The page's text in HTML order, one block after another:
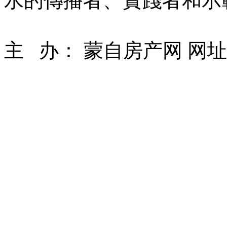
主 办： 蒙自房产网 网